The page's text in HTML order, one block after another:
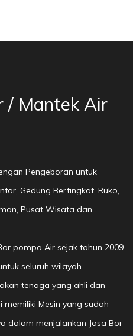
/ Mantek Air
Pengeboran untuk
Gedung Bertingkat, Ruko,
Pusat Wisata dan
pompa Air sejak tahun 2009
seluruh wilayah
tenaga yang ahli dan
Mesin yang sudah
dalam menjalankan Jasa Bor